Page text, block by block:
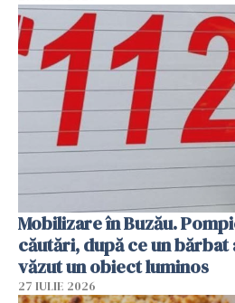
Mobilizare în Buzău.
căutări, după ce un bărbat
văzut un obiect luminos
27 IULIE 2026